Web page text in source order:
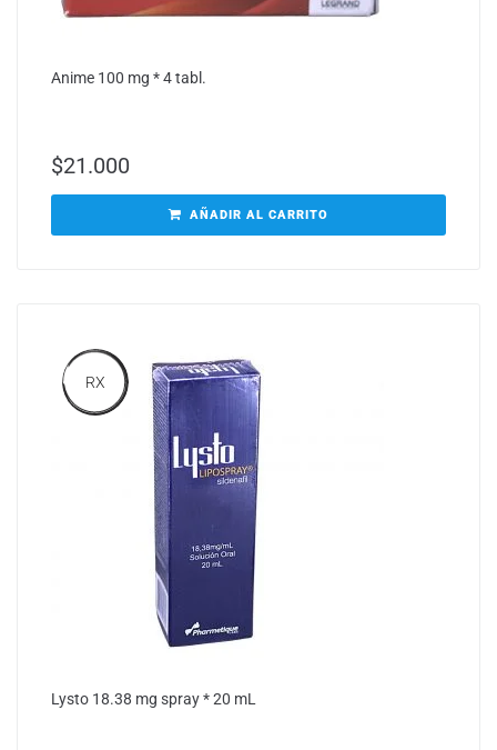
Anime 100 mg * 4 tabl.
$21.000
AÑADIR AL CARRITO
RX
Lysto 18.38 mg spray * 20 mL